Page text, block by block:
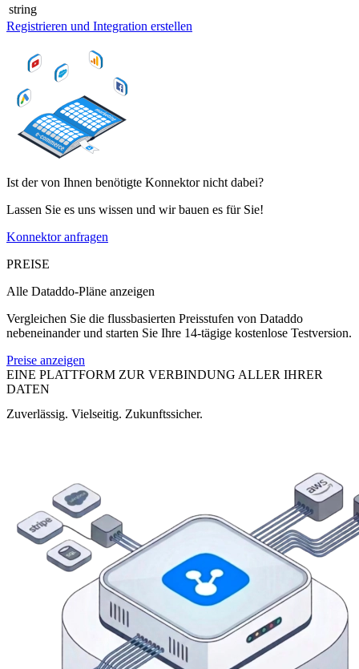
string
Registrieren und Integration erstellen
Ist der von Ihnen benötigte Konnektor nicht dabei?
Lassen Sie es uns wissen und wir bauen es für Sie!
Konnektor anfragen
PREISE
Alle Dataddo-Pläne anzeigen
Vergleichen Sie die flussbasierten Preisstufen von Dataddo
nebeneinander und starten Sie Ihre 14-tägige kostenlose Testversion.
Preise anzeigen
EINE PLATTFORM ZUR VERBINDUNG ALLER IHRER
DATEN
Zuverlässig. Vielseitig. Zukunftssicher.